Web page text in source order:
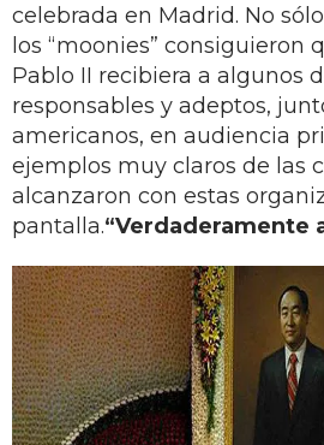
celebrada en Madrid. No
los “moonies” consiguieron
Pablo II recibiera a algunos
responsables y adeptos,
americanos, en audiencia
ejemplos muy claros de las
alcanzaron con estas
pantalla.“Verdaderamente